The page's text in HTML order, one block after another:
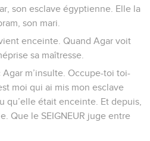
son esclave égyptienne. Elle la
son mari.
enceinte. Quand Agar voit
sa maîtresse.
Agar m’insulte. Occupe-toi toi-
moi qui ai mis mon esclave
qu’elle était enceinte. Et depuis,
Que le SEIGNEUR juge entre